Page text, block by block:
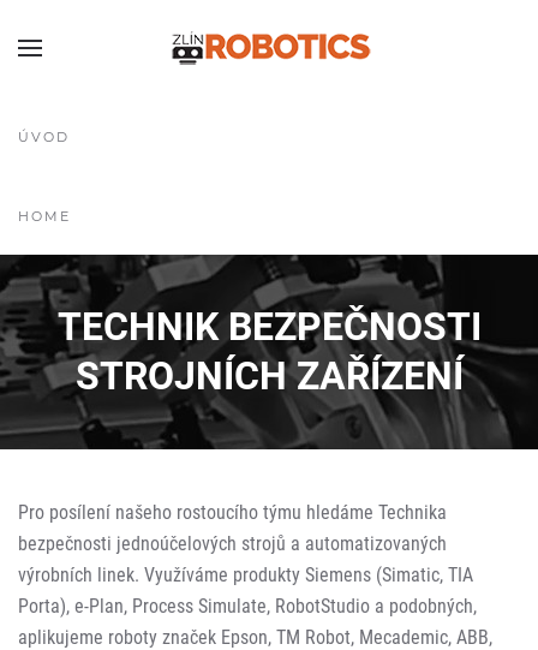
ÚVOD
HOME
TECHNIK BEZPEČNOSTI
STROJNÍCH ZAŘÍZENÍ
Pro posílení našeho rostoucího týmu hledáme Technika
bezpečnosti jednoúčelových strojů a automatizovaných
výrobních linek. Využíváme produkty Siemens (Simatic, TIA
Porta), e-Plan, Process Simulate, RobotStudio a podobných,
aplikujeme roboty značek Epson, TM Robot, Mecademic, ABB,